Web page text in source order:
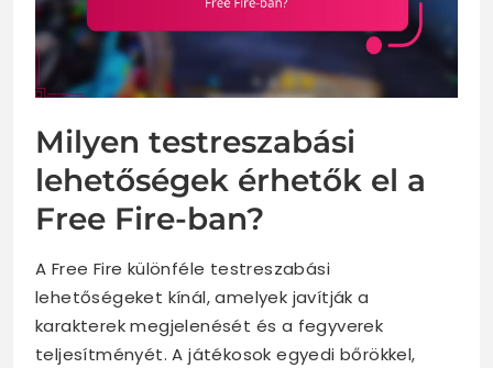
Milyen testreszabási
lehetőségek érhetők el a
Free Fire-ban?
A Free Fire különféle testreszabási
lehetőségeket kínál, amelyek javítják a
karakterek megjelenését és a fegyverek
teljesítményét. A játékosok egyedi bőrökkel,